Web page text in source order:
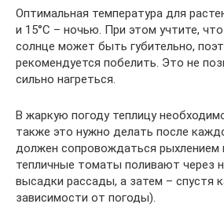
Оптимальная температура для
и 15°С – ночью. При этом учтите,
солнце может быть губительно,
рекомендуется побелить. Это не
сильно нагреться.
В жаркую погоду теплицу
также это нужно делать после
должен сопровождаться рыхлением
тепличные томаты поливают через
высадки рассады, а затем – спустя
зависимости от погоды).